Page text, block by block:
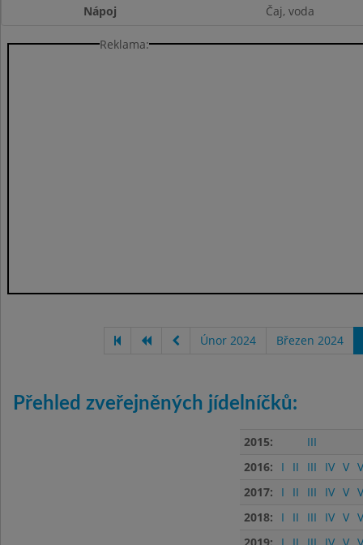
Nápoj
Čaj, voda
Reklama:
Únor 2024 Březen 2024
Přehled zveřejněných jídelníčků:
2015:
III
2016:
I II III IV V
2017:
I II III IV V
2018:
I II III IV V